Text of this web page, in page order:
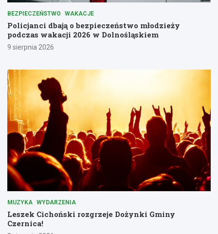
BEZPIECZEŃSTWO WAKACJE
Policjanci dbają o bezpieczeństwo młodzieży
podczas wakacji 2026 w Dolnośląskiem
9 sierpnia 2026
MUZYKA WYDARZENIA
Leszek Cichoński rozgrzeje Dożynki Gminy
Czernica!